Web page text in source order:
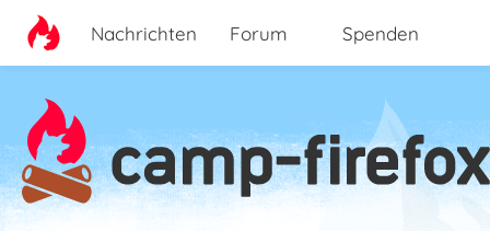
Nachrichten Forum Spenden